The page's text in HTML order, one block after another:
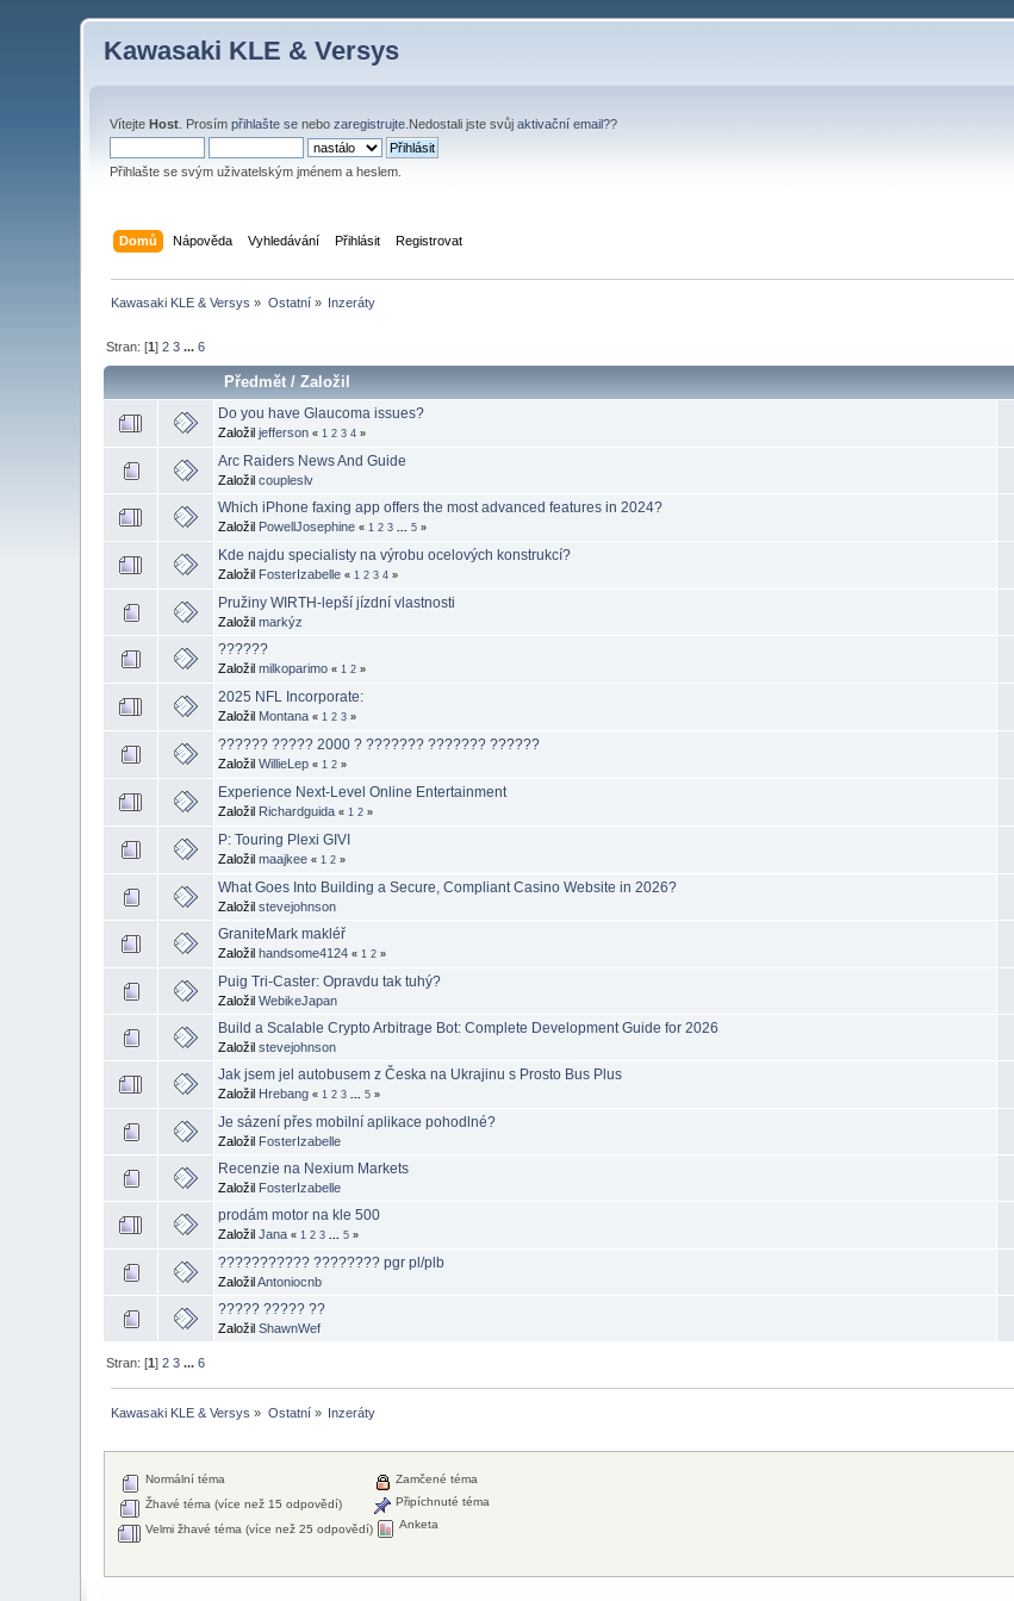
Kawasaki KLE & Versys
VítejteHost . Prosímpřihlašte se nebozaregistrujte .Nedostali jste svůjaktivační email??
Přihlašte se svým uživatelským jménem a heslem.
Domů Nápověda Vyhledávání Přihlásit Registrovat
Kawasaki KLE & Versys » Ostatní» Inzeráty
Stran: [1]2 3 ...6
Předmět/Založil
Do you have Glaucoma issues?
Založiljefferson « 1 2 3 4 »
Arc Raiders News And Guide
Založilcoupleslv
Which iPhone faxing app offers the most advanced features in 2024?
Založil PowellJosephine « 1 2 3 ...5 »
Kde najdu specialisty na výrobu ocelových konstrukcí?
Založil FosterIzabelle « 1 2 3 4 »
Pružiny WIRTH-lepší jízdní vlastnosti
Založilmarkýz
??????
Založilmilkoparimo « 1 2 »
2025 NFL Incorporate:
Založil Montana « 1 2 3 »
?????? ????? 2000 ? ??????? ??????? ??????
ZaložilWillieLep « 1 2 »
Experience Next-Level Online Entertainment
Založil Richardguida « 1 2 »
P: Touring Plexi GIVI
Založilmaajkee « 1 2 »
What Goes Into Building a Secure, Compliant Casino Website in 2026?
Založilstevejohnson
GraniteMark makléř
Založilhandsome4124 « 1 2 »
Puig Tri-Caster: Opravdu tak tuhý?
ZaložilWebikeJapan
Build a Scalable Crypto Arbitrage Bot: Complete Development Guide for 2026
Založilstevejohnson
Jak jsem jel autobusem z Česka na Ukrajinu s Prosto Bus Plus
Založil Hrebang « 1 2 3 ...5 »
Je sázení přes mobilní aplikace pohodlné?
Založil FosterIzabelle
Recenzie na Nexium Markets
Založil FosterIzabelle
prodám motor na kle 500
ZaložilJana « 1 2 3 ...5 »
??????????? ???????? pgr pl/plb
ZaložilAntoniocnb
????? ????? ??
ZaložilShawnWef
Stran: [1]2 3 ...6
Kawasaki KLE & Versys » Ostatní» Inzeráty
Normální téma
Žhavé téma (více než 15 odpovědí)
Velmi žhavé téma (více než 25 odpovědí)
Zamčené téma
Připíchnuté téma
Anketa